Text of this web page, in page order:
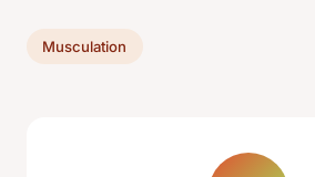
Musculation